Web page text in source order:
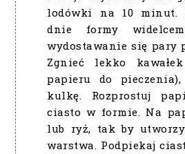
lodówki na 10 minut.
dnie formy
wydostawanie się pary
Zgnieć lekko
papieru do
kulkę. Rozprostuj
ciasto w formie. Na
lub ryż, tak by
warstwa. Podpiekaj